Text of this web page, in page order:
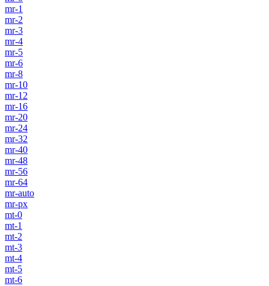
mr-1
mr-2
mr-3
mr-4
mr-5
mr-6
mr-8
mr-10
mr-12
mr-16
mr-20
mr-24
mr-32
mr-40
mr-48
mr-56
mr-64
mr-auto
mr-px
mt-0
mt-1
mt-2
mt-3
mt-4
mt-5
mt-6